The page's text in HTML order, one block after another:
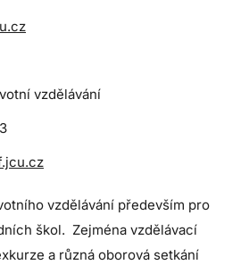
vzdělávání
vzdělávání především pro
škol. Zejména vzdělávací
a různá oborová setkání